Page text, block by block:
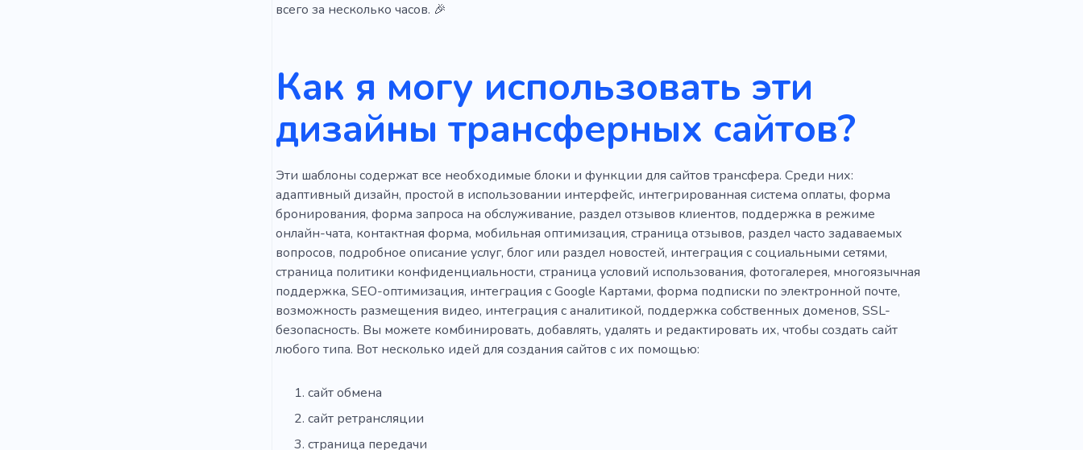
Достопримечательности
Банк
Компания Депозит Ипотека Виза Доступный
Электронные деньги
Все включено
Деятельность
Удобства Сокровище Индейка Воздушный шар
Фото мест
Морские путешествия
Развлечения на яхте Авиакомпания
Открытый
Скалолазание
Моряк Море Страхование
Железная дорога
Экспедиционное агентство
Дачный комплекс Паспорт Полет
Пространство
Европа
всего за несколько часов. 🎉
Как я могу использовать эти
дизайны трансферных сайтов?
Эти шаблоны содержат все необходимые блоки и функции для сайтов трансфера. Среди них:
адаптивный дизайн, простой в использовании интерфейс, интегрированная система оплаты, форма
бронирования, форма запроса на обслуживание, раздел отзывов клиентов, поддержка в режиме
онлайн-чата, контактная форма, мобильная оптимизация, страница отзывов, раздел часто задаваемых
вопросов, подробное описание услуг, блог или раздел новостей, интеграция с социальными сетями,
страница политики конфиденциальности, страница условий использования, фотогалерея, многоязычная
поддержка, SEO-оптимизация, интеграция с Google Картами, форма подписки по электронной почте,
возможность размещения видео, интеграция с аналитикой, поддержка собственных доменов, SSL-
безопасность. Вы можете комбинировать, добавлять, удалять и редактировать их, чтобы создать сайт
любого типа. Вот несколько идей для создания сайтов с их помощью:
сайт обмена
сайт ретрансляции
страница передачи